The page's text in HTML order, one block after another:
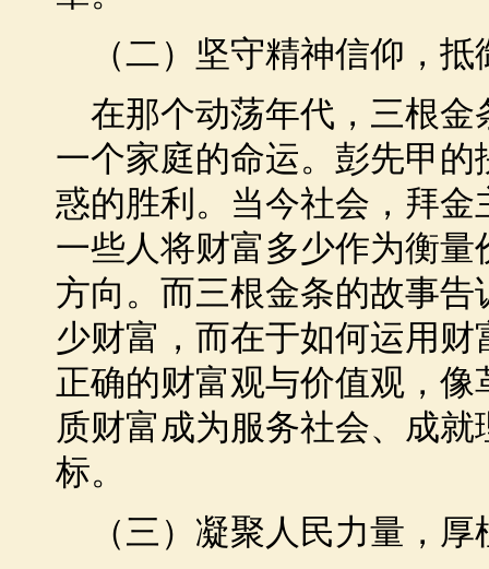
（二）坚守精神信仰，抵
在那个动荡年代，三根金
一个家庭的命运。彭先甲
惑的胜利。当今社会，拜
一些人将财富多少作为衡
方向。而三根金条的故事
少财富，而在于如何运用
正确的财富观与价值观，
质财富成为服务社会、成
标。
（三）凝聚人民力量，厚